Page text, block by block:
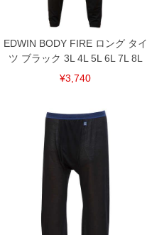
EDWIN BODY FIRE ロング タイ
ツ ブラック 3L 4L 5L 6L 7L 8L
¥3,740